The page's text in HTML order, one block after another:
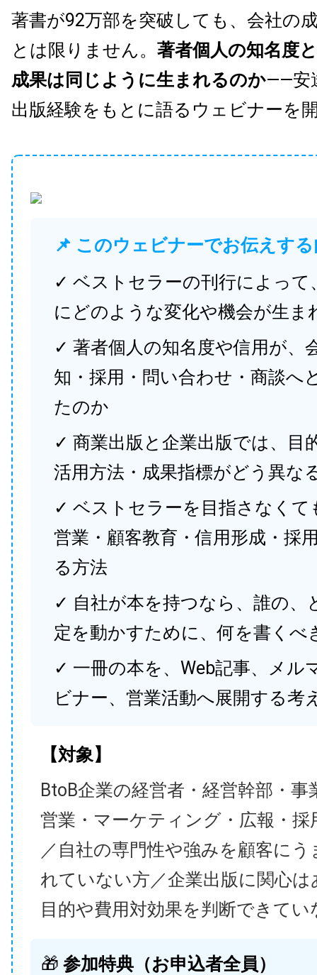
著書が92万部を突破しても、会社の
とは限りません。 著者個人の知名度
成果は同じように生まれるのか——安
出版経験をもとに語るウェビナーを
📌 このウェビナーでお伝えす
✓ ベストセラーの刊行によって
にどのような変化や機会が生ま
✓ 著者個人の知名度や信用が、
知・採用・問い合わせ・商談へ
たのか
✓ 商業出版と企業出版では、目
活用方法・成果指標がどう異な
✓ ベストセラーを目指さなくて
営業・顧客教育・信用形成・採
る方法
✓ 自社が本を持つなら、誰の、
定を動かすために、何を書くべ
✓ 一冊の本を、Web記事、メル
ビナー、営業活動へ展開する考
【対象】
BtoB企業の経営者・経営幹部・事
営業・マーケティング・広報・採
／自社の専門性や強みを顧客に
れていない方／企業出版に関心
目的や費用対効果を判断できてい
🎁 参加特典（お申込者全員）